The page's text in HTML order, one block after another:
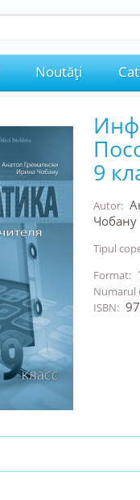
Noutăţi
9
Autor:
Чобану
Tipul
Format:
Numarul
ISBN: